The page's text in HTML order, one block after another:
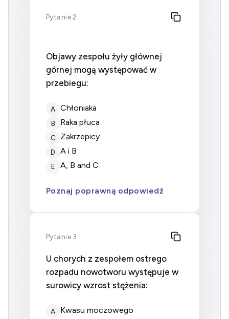
Pytanie 2
Objawy zespołu żyły głównej
górnej mogą występować w
przebiegu:
A chłoniaka
B raka płuca
C zakrzepicy
D A i B
E A, B and C
Poznaj poprawną odpowiedź
Pytanie 3
U chorych z zespołem ostrego
rozpadu nowotworu występuje w
surowicy wzrost stężenia:
A kwasu moczowego